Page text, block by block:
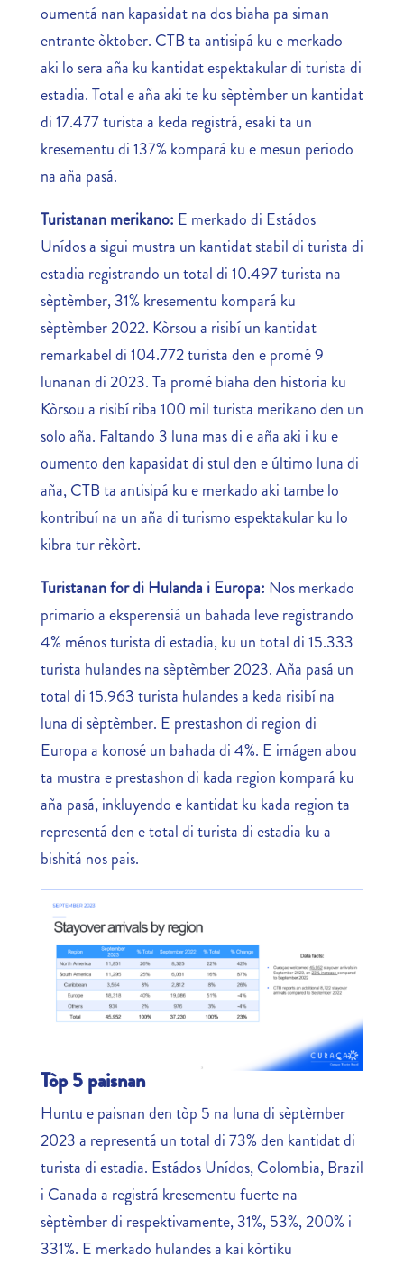
oumentá nan kapasidat na dos biaha pa siman
entrante òktober. CTB ta antisipá ku e merkado
aki lo sera aña ku kantidat espektakular di turista di
estadia. Total e aña aki te ku sèptèmber un kantidat
di 17.477 turista a keda registrá, esaki ta un
kresementu di 137% kompará ku e mesun periodo
na aña pasá.
Turistanan merikano: E merkado di Estádos
Unídos a sigui mustra un kantidat stabil di turista di
estadia registrando un total di 10.497 turista na
sèptèmber, 31% kresementu kompará ku
sèptèmber 2022. Kòrsou a risibí un kantidat
remarkabel di 104.772 turista den e promé 9
lunanan di 2023. Ta promé biaha den historia ku
Kòrsou a risibí riba 100 mil turista merikano den un
solo aña. Faltando 3 luna mas di e aña aki i ku e
oumento den kapasidat di stul den e último luna di
aña, CTB ta antisipá ku e merkado aki tambe lo
kontribuí na un aña di turismo espektakular ku lo
kibra tur rèkòrt.
Turistanan for di Hulanda i Europa: Nos merkado
primario a eksperensiá un bahada leve registrando
4% ménos turista di estadia, ku un total di 15.333
turista hulandes na sèptèmber 2023. Aña pasá un
total di 15.963 turista hulandes a keda risibí na
luna di sèptèmber. E prestashon di region di
Europa a konosé un bahada di 4%. E imágen abou
ta mustra e prestashon di kada region kompará ku
aña pasá, inkluyendo e kantidat ku kada region ta
representá den e total di turista di estadia ku a
bishitá nos pais.
Tòp 5 paisnan
Huntu e paisnan den tòp 5 na luna di sèptèmber
2023 a representá un total di 73% den kantidat di
turista di estadia. Estádos Unídos, Colombia, Brazil
i Canada a registrá kresementu fuerte na
sèptèmber di respektivamente, 31%, 53%, 200% i
331%. E merkado hulandes a kai kòrtiku